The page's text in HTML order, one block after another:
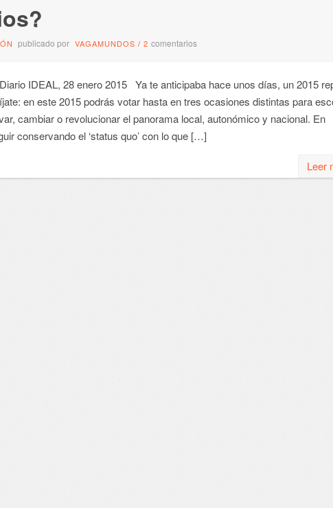
publicado por VAGAMUNDOS / 2 comentarios
IDEAL, 28 enero 2015 Ya te anticipaba hace unos días, un 2015
en este 2015 podrás votar hasta en tres ocasiones distintas para
cambiar o revolucionar el panorama local, autonómico y nacional. En
conservando el ‘status quo’ con lo que […]
Leer